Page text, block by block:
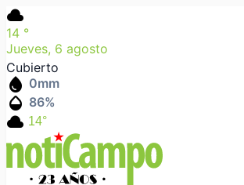
cloud
14 °
Jueves, 6 agosto
Cubierto
water_drop 0mm
humidity_mid 86%
cloud 14°